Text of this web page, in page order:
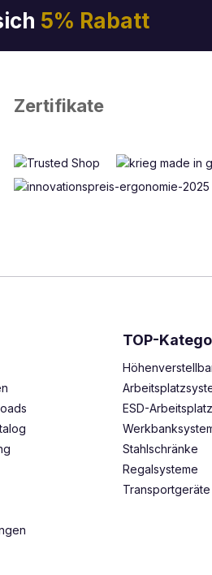
5% Rabatt
Zertifikate
TOP-
ESD-
Stahlschränke
Regalsysteme
Transportgeräte